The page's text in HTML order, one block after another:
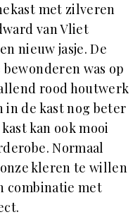
met zilveren
van Vliet
nieuw jasje. De
was op
rood houtwerk
in de kast nog beter
kan ook mooi
Normaal
kleren te willen
combinatie met